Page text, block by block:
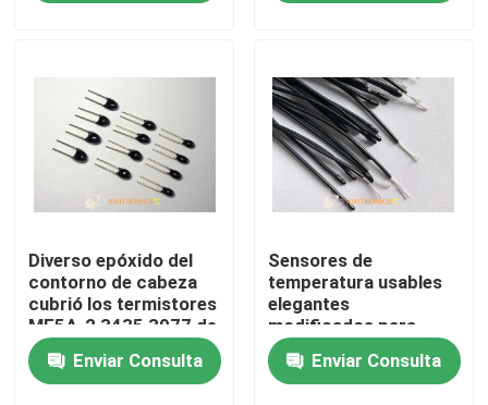
Puntas de prueba médicas de la temperatura
Sensor de temperatura automotriz
Termistores revestidos de epoxy
Sensores del aparato electrodoméstico
Diverso epóxido del
contorno de cabeza
cubrió los termistores
MF5A-2 3435 3977 de
10k Ntc
Enviar Consulta
Sensores de
temperatura usables
elegantes
modificados para
requisitos
particulares para los
pantalones y la
Enviar Consulta